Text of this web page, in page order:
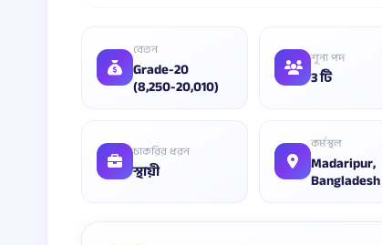
বেতন
Grade-20
(8,250-20,010)
শূন্য পদ
3 টি
চাকরির ধরন
স্থায়ী
কর্মস্থল
Madaripur,
Bangladesh